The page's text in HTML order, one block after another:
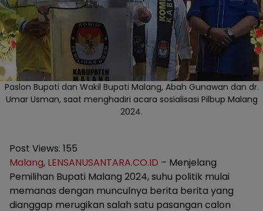
Paslon Bupati dan Wakil Bupati Malang, Abah Gunawan dan dr.
Umar Usman, saat menghadiri acara sosialisasi Pilbup Malang
2024.
Post Views: 155
Malang, LENSANUSANTARA.CO.ID – Menjelang
Pemilihan Bupati Malang 2024, suhu politik mulai
memanas dengan munculnya berita berita yang
dianggap merugikan salah satu pasangan calon